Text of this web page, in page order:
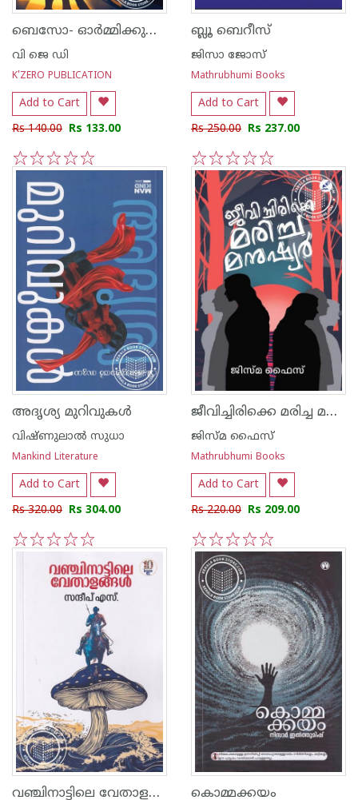
ബെസോ- ഓർമ്മിക്കുവാൻ ഒരു പ്രണയം
വി ജെ ഡി
K'ZERO PUBLICATION
Add to Cart
Rs 140.00 Rs 133.00
5
4
3
2
1
ബ്ലൂ ബെറീസ്
ജിസാ ജോസ്
Mathrubhumi Books
Add to Cart
Rs 250.00 Rs 237.00
5
4
3
2
1
അദൃശ്യ മുറിവുകൾ
വിഷ്ണുലാൽ സുധാ
Mankind Literature
Add to Cart
Rs 320.00 Rs 304.00
ജീവിച്ചിരിക്കെ മരിച്ച മനുഷ്യർ
ജിസ്മ ഫൈസ്
Mathrubhumi Books
Add to Cart
Rs 220.00 Rs 209.00
5
4
3
2
1
വഞ്ചിനാട്ടിലെ വേതാളങ്ങൾ കൊമ്മക്കയം